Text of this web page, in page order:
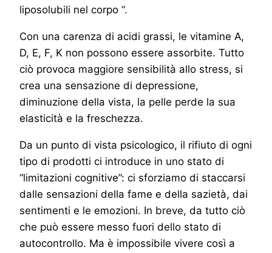
liposolubili nel corpo “.
Con una carenza di acidi grassi, le vitamine A,
D, E, F, K non possono essere assorbite. Tutto
ciò provoca maggiore sensibilità allo stress, si
crea una sensazione di depressione,
diminuzione della vista, la pelle perde la sua
elasticità e la freschezza.
Da un punto di vista psicologico, il rifiuto di ogni
tipo di prodotti ci introduce in uno stato di
“limitazioni cognitive”: ci sforziamo di staccarsi
dalle sensazioni della fame e della sazietà, dai
sentimenti e le emozioni. In breve, da tutto ciò
che può essere messo fuori dello stato di
autocontrollo. Ma è impossibile vivere così a